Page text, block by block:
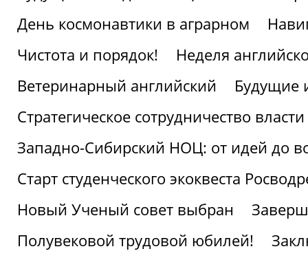
День космонавтики в аграрном
Чистота и порядок!
Неделя
Ветеринарный английский
Будущие
Стратегическое сотрудничество
Западно-Сибирский НОЦ: от идей до
Старт студенческого экоквеста
Новый Ученый совет выбран
Полувековой трудовой юбилей!